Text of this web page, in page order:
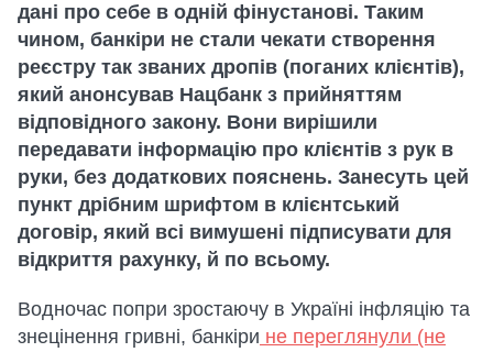
дані про себе в одній фінустанові. Таким
чином, банкіри не стали чекати створення
реєстру так званих дропів (поганих клієнтів),
який анонсував Нацбанк з прийняттям
відповідного закону. Вони вирішили
передавати інформацію про клієнтів з рук в
руки, без додаткових пояснень. Занесуть цей
пункт дрібним шрифтом в клієнтський
договір, який всі вимушені підписувати для
відкриття рахунку, й по всьому.
Водночас попри зростаючу в Україні інфляцію та
знецінення гривні, банкіри не переглянули (не